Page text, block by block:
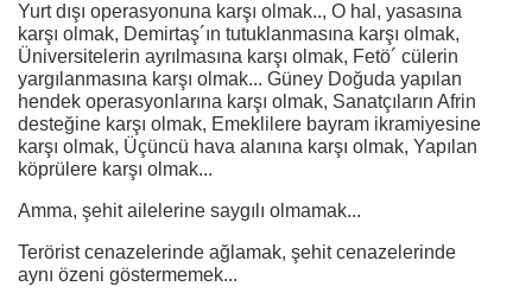
Yurt dışı operasyonuna karşı olmak.., O hal, yasasına
karşı olmak, Demirtaş´ın tutuklanmasına karşı olmak,
Üniversitelerin ayrılmasına karşı olmak, Fetö´ cülerin
yargılanmasına karşı olmak... Güney Doğuda yapılan
hendek operasyonlarına karşı olmak, Sanatçıların Afrin
desteğine karşı olmak, Emeklilere bayram ikramiyesine
karşı olmak, Üçüncü hava alanına karşı olmak, Yapılan
köprülere karşı olmak...
Amma, şehit ailelerine saygılı olmamak...
Terörist cenazelerinde ağlamak, şehit cenazelerinde
aynı özeni göstermemek...